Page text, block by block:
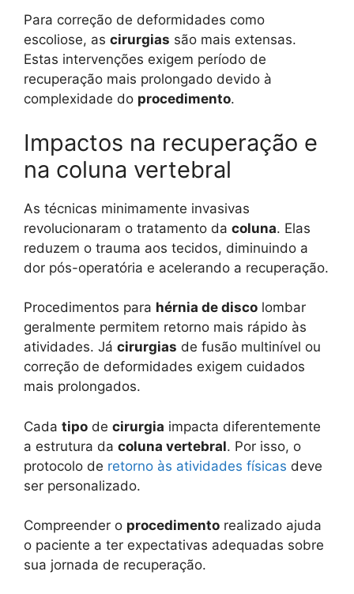
Para correção de deformidades como
escoliose, as cirurgias são mais extensas.
Estas intervenções exigem período de
recuperação mais prolongado devido à
complexidade do procedimento.
Impactos na recuperação e
na coluna vertebral
As técnicas minimamente invasivas
revolucionaram o tratamento da coluna. Elas
reduzem o trauma aos tecidos, diminuindo a
dor pós-operatória e acelerando a recuperação.
Procedimentos para hérnia de disco lombar
geralmente permitem retorno mais rápido às
atividades. Já cirurgias de fusão multinível ou
correção de deformidades exigem cuidados
mais prolongados.
Cada tipo de cirurgia impacta diferentemente
a estrutura da coluna vertebral. Por isso, o
protocolo de retorno às atividades físicas deve
ser personalizado.
Compreender o procedimento realizado ajuda
o paciente a ter expectativas adequadas sobre
sua jornada de recuperação.